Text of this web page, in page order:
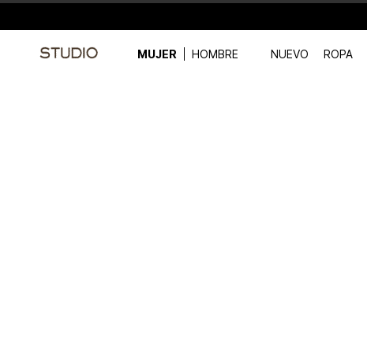
MUJER HOMBRE NUEVO ROPA